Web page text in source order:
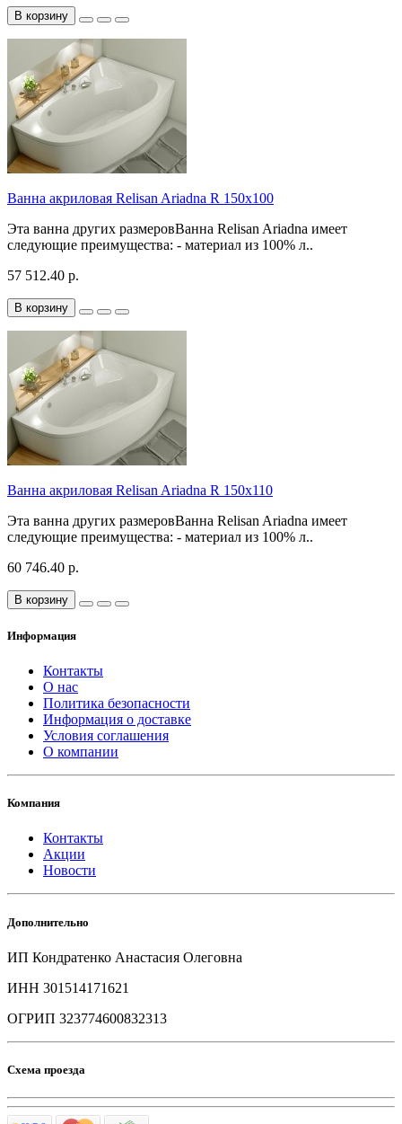
В корзину
Ванна акриловая Relisan Ariadna R 150x100
Эта ванна других размеровВанна Relisan Ariadna имеет
следующие преимущества: - материал из 100% л..
57 512.40 р.
В корзину
Ванна акриловая Relisan Ariadna R 150x110
Эта ванна других размеровВанна Relisan Ariadna имеет
следующие преимущества: - материал из 100% л..
60 746.40 р.
В корзину
Информация
Контакты
О нас
Политика безопасности
Информация о доставке
Условия соглашения
О компании
Компания
Контакты
Акции
Новости
Дополнительно
ИП Кондратенко Анастасия Олеговна
ИНН 301514171621
ОГРИП 323774600832313
Схема проезда